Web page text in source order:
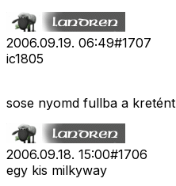
2006.09.19. 06:49#1707
ic1805
sose nyomd fullba a kretént
2006.09.18. 15:00#1706
egy kis milkyway